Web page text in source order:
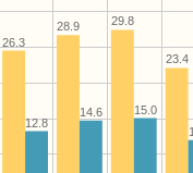
23.4
29.8
28.9
26.3
15.0
14.6
12.8